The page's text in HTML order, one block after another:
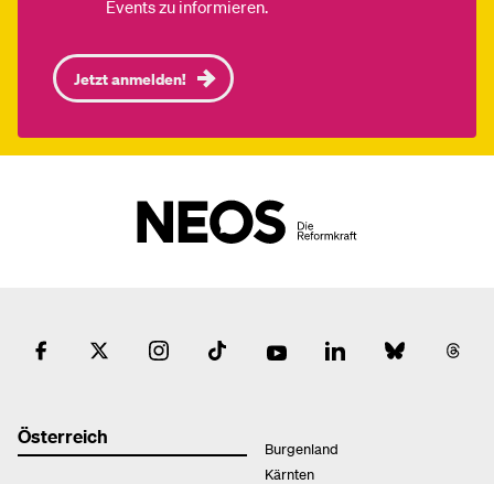
Events zu informieren.
Jetzt anmelden!
Österreich
Burgenland
Kärnten